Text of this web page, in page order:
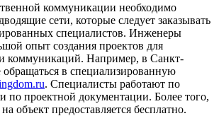
коммуникации необходимо
сети, которые следует заказывать
специалистов. Инженеры
опыт создания проектов для
коммуникаций. Например, в Санкт-
обращаться в специализированную
. Специалисты работают по
по проектной документации. Более того,
объект предоставляется бесплатно.